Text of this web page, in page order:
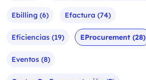
Ebilling(6) Efactura (74)
Eficiencias(19) EProcurement(28)
Eventos(8)